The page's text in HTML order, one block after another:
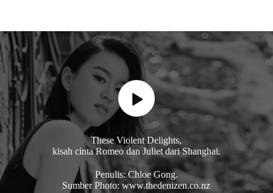
These Violent Delights,
kisah cinta Romeo dan Juliet dari Shanghai.
Penulis: Chloe Gong.
Sumber Photo: www.thedenizen.co.nz